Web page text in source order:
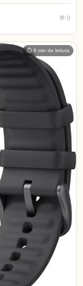
💬 0
⏱ 8 min de leitura